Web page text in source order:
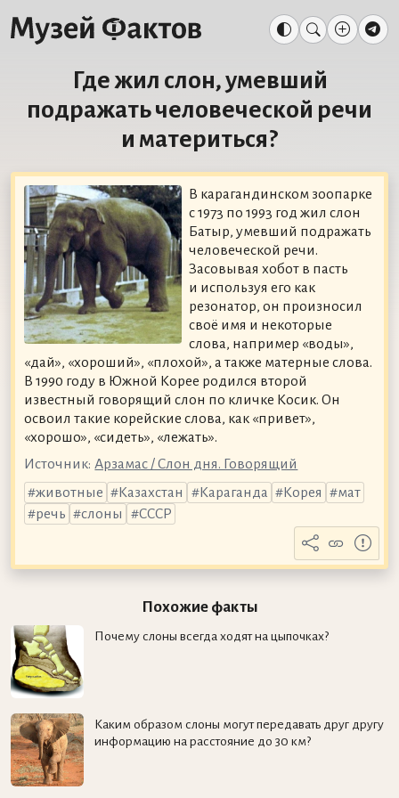
Где жил слон, умевший
подражать человеческой речи
и материться?
В карагандинском зоопарке
с 1973 по 1993 год жил слон
Батыр, умевший подражать
человеческой речи.
Засовывая хобот в пасть
и используя его как
резонатор, он произносил
своё имя и некоторые
слова, например «воды»,
«дай», «хороший», «плохой», а также матерные слова.
В 1990 году в Южной Корее родился второй
известный говорящий слон по кличке Косик. Он
освоил такие корейские слова, как «привет»,
«хорошо», «сидеть», «лежать».
Источник: Арзамас / Слон дня. Говорящий
животные
Казахстан Караганда Корея
мат
речь
слоны СССР
Похожие факты
Почему слоны всегда ходят на цыпочках?
Каким образом слоны могут передавать друг другу
информацию на расстояние до 30 км?